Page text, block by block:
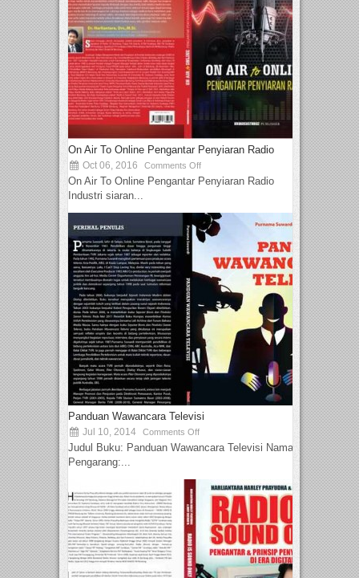
On Air To Online Pengantar Penyiaran Radio
Oct 06, 2016 Comments Off
On Air To Online Pengantar Penyiaran Radio
Industri siaran...
Panduan Wawancara Televisi
Jul 10, 2014 Comments Off
Judul Buku: Panduan Wawancara Televisi Nama
Pengarang:...